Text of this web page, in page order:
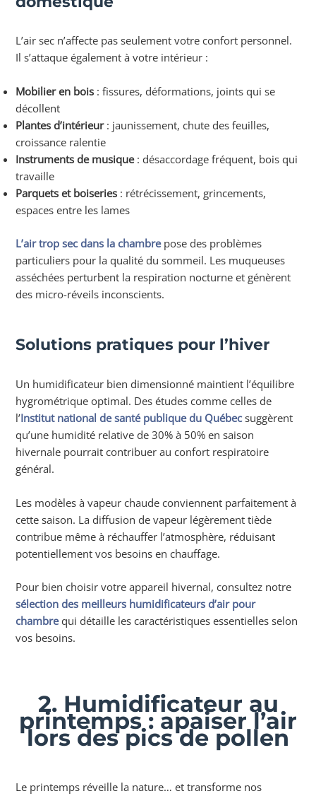
L’air sec n’affecte pas seulement votre confort personnel.
Il s’attaque également à votre intérieur :
Mobilier en bois : fissures, déformations, joints qui se
décollent
Plantes d’intérieur: jaunissement, chute des feuilles,
croissance ralentie
Instruments de musique: désaccordage fréquent, bois qui
travaille
Parquets et boiseries : rétrécissement, grincements,
espaces entre les lames
L’air trop sec dans la chambrepose des problèmes
particuliers pour la qualité du sommeil. Les muqueuses
asséchées perturbent la respiration nocturne et génèrent
des micro-réveils inconscients.
Solutions pratiques pour l’hiver
Un humidificateur bien dimensionné maintient l’équilibre
hygrométrique optimal. Des études comme celles de
l’Institut national de santé publique du Québecsuggèrent
qu’une humidité relative de 30% à 50% en saison
hivernale pourrait contribuer au confort respiratoire
général.
Les modèles à vapeur chaude conviennent parfaitement à
cette saison. La diffusion de vapeur légèrement tiède
contribue même à réchauffer l’atmosphère, réduisant
potentiellement vos besoins en chauffage.
Pour bien choisir votre appareil hivernal, consultez notre
sélection des meilleurs humidificateurs d’air pour
chambrequi détaille les caractéristiques essentielles selon
vos besoins.
2. Humidificateur au
printemps : apaiser l’air
lors des pics de pollen
Le printemps réveille la nature… et transforme nos